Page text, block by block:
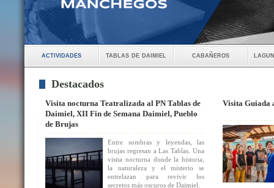
actividades tablas de daimiel cabañeros
Destacados
Visita nocturna Teatralizada al PN Tablas de
Daimiel, XII Fin de Semana Daimiel, Pueblo
de Brujas
Entre sombras y leyendas, las
brujas regresan a Las Tablas. Una
visita nocturna donde la historia,
la naturaleza y el misterio se
entrelazan para revivir los
secretos más oscuros de Daimiel.
Visita Guiada